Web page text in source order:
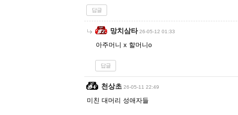
답글
망치삼타 26-05-12 01:33
아주머니 x 할머니o
답글
천상초 26-05-11 22:49
미친 대머리 성애자들